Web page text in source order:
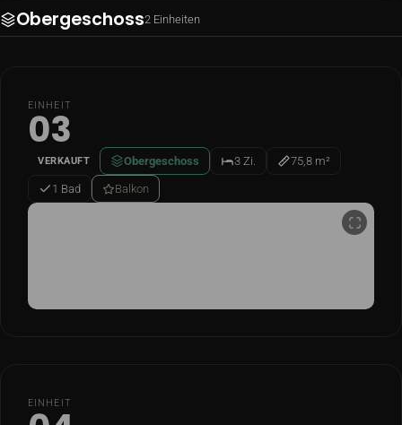
Obergeschoss2 Einheiten
EINHEIT
03
VERKAUFT Obergeschoss 3 Zi. 75,8 m²
1 Bad Balkon
EINHEIT